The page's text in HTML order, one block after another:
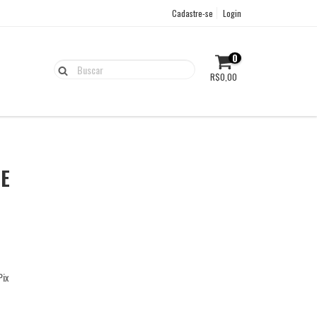
Cadastre-se Login
0
R$0,00